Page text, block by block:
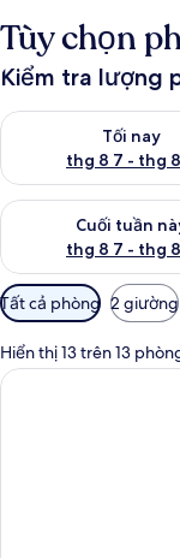
Tùy chọn
Kiểm tra lượng
Tối nay
thg 8 7 - thg
Kiểm tra lượng
Cuối tuần
thg 8 7 - thg
Kiểm tra lượng
Bộ
lọc
có
thể
Tất cả phòng 2 giường
Hiển thị 13 trên 13